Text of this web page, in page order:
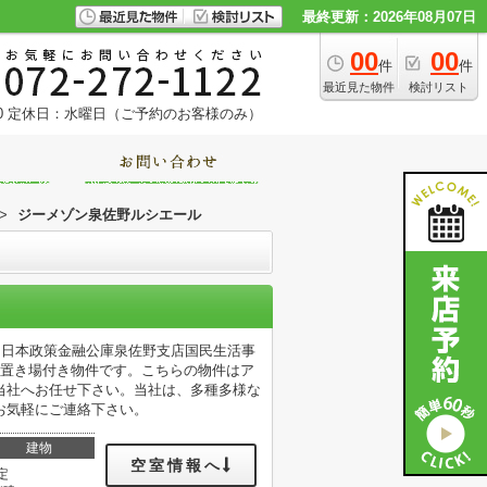
最終更新：2026年08月07日
00件
最近見た物件
00件
検討リスト
定休日：水曜日（ご予約のお客様のみ）
> ジーメゾン泉佐野ルシエール
本政策金融公庫泉佐野支店国民生活事
き場付き物件です。こちらの物件はア
へお任せ下さい。当社は、多種多様な
軽にご連絡下さい。
建物
空室情報へ